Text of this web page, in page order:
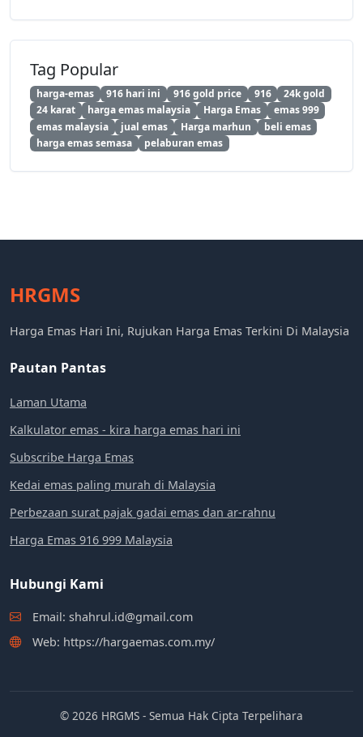
Tag Popular
harga-emas 916 hari ini 916 gold price 916
24k gold
24 karat
harga emas malaysia Harga Emas
emas 999
emas malaysia
jual emas Harga marhun
beli emas
harga emas semasa
pelaburan emas
HRGMS
Harga Emas Hari Ini, Rujukan Harga Emas Terkini Di Malaysia
Pautan Pantas
Laman Utama
Kalkulator emas - kira harga emas hari ini
Subscribe Harga Emas
Kedai emas paling murah di Malaysia
Perbezaan surat pajak gadai emas dan ar-rahnu
Harga Emas 916 999 Malaysia
Hubungi Kami
Email: shahrul.id@gmail.com
Web: https://hargaemas.com.my/
© 2026 HRGMS - Semua Hak Cipta Terpelihara